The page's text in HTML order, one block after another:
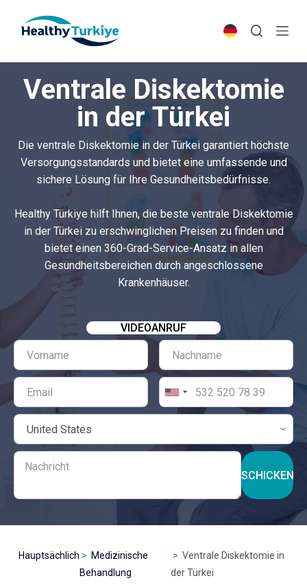
p
n
t
Ventrale Diskektomie
in der Türkei
Die ventrale Diskektomie in der Türkei garantiert höchste
Versorgungsstandards und bietet eine umfassende und
sichere Lösung für Ihre Gesundheitsbedürfnisse.
Healthy Türkiye hilft Ihnen, die beste ventrale Diskektomie
in der Türkei zu erschwinglichen Preisen zu finden und
bietet einen 360-Grad-Service-Ansatz in allen
Gesundheitsbereichen durch angeschlossene
Krankenhäuser.
VIDEOANRUF
SCHICKEN
Hauptsächlich
Medizinische
Behandlung
Ventrale Diskektomie in
der Türkei